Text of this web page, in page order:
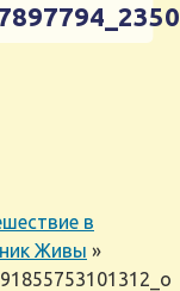
в
Живы »